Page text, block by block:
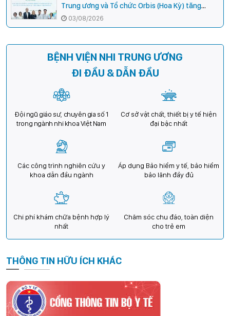
Trung ương và Tổ chức Orbis (Hoa Kỳ) tăng
cường hợp tác, mở rộng cơ hội bảo vệ thị lực
cho trẻ em Việt Nam
03/08/2026
BỆNH VIỆN NHI TRUNG ƯƠNG
ĐI ĐẦU & DẪN ĐẦU
Đội ngũ giáo sư, chuyên gia số 1
trong ngành nhi khoa Việt Nam
Cơ sở vật chất, thiết bị y tế hiện
đại bậc nhất
Các công trình nghiên cứu y
khoa dẫn đầu ngành
Áp dụng Bảo hiểm y tế, bảo hiểm
bảo lãnh đầy đủ
Chi phí khám chữa bệnh hợp lý
nhất
Chăm sóc chu đáo, toàn diện
cho trẻ em
THÔNG TIN HỮU ÍCH KHÁC